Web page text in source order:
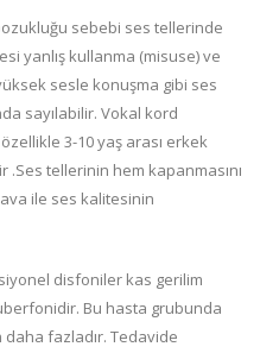
sebebi ses tellerinde
yanlış kullanma (misuse) ve
sesle konuşma gibi ses
sayılabilir. Vokal kord
3-10 yaş arası erkek
.Ses tellerinin hem kapanmasını
ile ses kalitesinin
disfoniler kas gerilim
Bu hasta grubunda
fazladır. Tedavide